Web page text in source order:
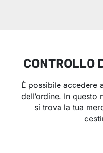
CONTROLLO
È possibile accedere
dell’ordine. In questo
si trova la tua